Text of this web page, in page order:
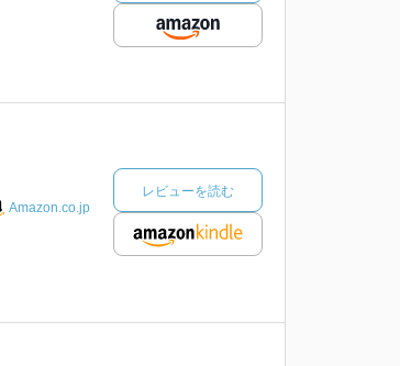
Amazon.co.jp
レビューを読む